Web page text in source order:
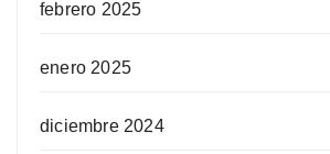
febrero 2025
enero 2025
diciembre 2024